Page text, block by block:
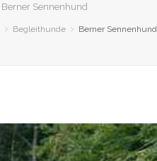
Berner Sennenhund
Begleithunde Berner Sennenhund